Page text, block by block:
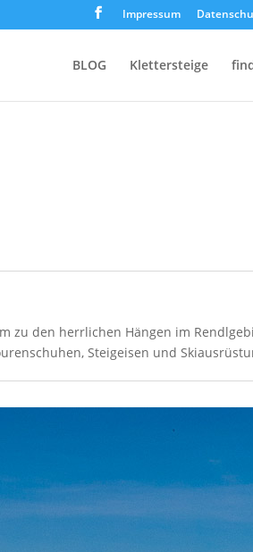
Impressum
BLOG Klettersteige
zu den herrlichen Hängen im
Steigeisen und